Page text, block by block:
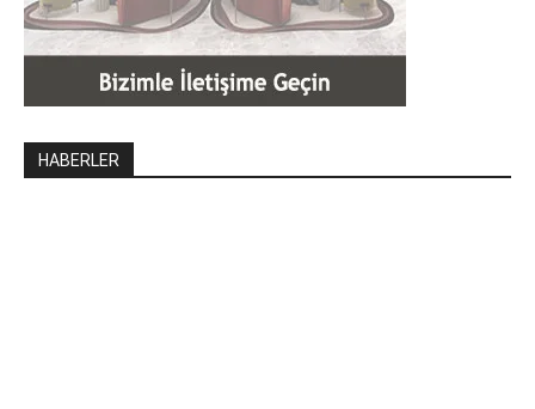
HABERLER